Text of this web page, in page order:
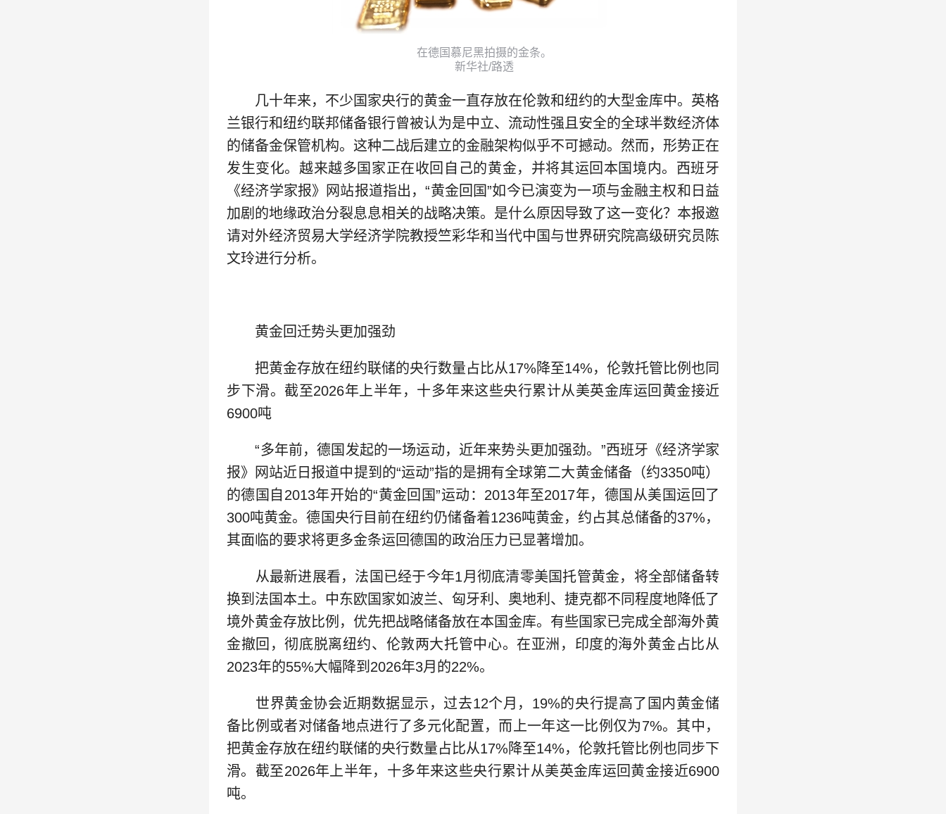
在德国慕尼黑拍摄的金条。
新华社/路透
几十年来，不少国家央行的黄金一直存放在伦敦和纽约的大型金库中。英格
兰银行和纽约联邦储备银行曾被认为是中立、流动性强且安全的全球半数经济体
的储备金保管机构。这种二战后建立的金融架构似乎不可撼动。然而，形势正在
发生变化。越来越多国家正在收回自己的黄金，并将其运回本国境内。西班牙
《经济学家报》网站报道指出，“黄金回国”如今已演变为一项与金融主权和日益
加剧的地缘政治分裂息息相关的战略决策。是什么原因导致了这一变化？本报邀
请对外经济贸易大学经济学院教授竺彩华和当代中国与世界研究院高级研究员陈
文玲进行分析。
黄金回迁势头更加强劲
把黄金存放在纽约联储的央行数量占比从17%降至14%，伦敦托管比例也同
步下滑。截至2026年上半年，十多年来这些央行累计从美英金库运回黄金接近
6900吨
“多年前，德国发起的一场运动，近年来势头更加强劲。”西班牙《经济学家
报》网站近日报道中提到的“运动”指的是拥有全球第二大黄金储备（约3350吨）
的德国自2013年开始的“黄金回国”运动：2013年至2017年，德国从美国运回了
300吨黄金。德国央行目前在纽约仍储备着1236吨黄金，约占其总储备的37%，
其面临的要求将更多金条运回德国的政治压力已显著增加。
从最新进展看，法国已经于今年1月彻底清零美国托管黄金，将全部储备转
换到法国本土。中东欧国家如波兰、匈牙利、奥地利、捷克都不同程度地降低了
境外黄金存放比例，优先把战略储备放在本国金库。有些国家已完成全部海外黄
金撤回，彻底脱离纽约、伦敦两大托管中心。在亚洲，印度的海外黄金占比从
2023年的55%大幅降到2026年3月的22%。
世界黄金协会近期数据显示，过去12个月，19%的央行提高了国内黄金储
备比例或者对储备地点进行了多元化配置，而上一年这一比例仅为7%。其中，
把黄金存放在纽约联储的央行数量占比从17%降至14%，伦敦托管比例也同步下
滑。截至2026年上半年，十多年来这些央行累计从美英金库运回黄金接近6900
吨。